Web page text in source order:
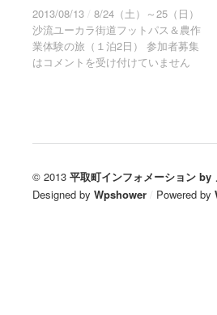
2013/08/13 / 8/24（土）～25（日）
沙流ユーカラ街道フットパス＆農作
業体験の旅（１泊2日） 参加者募集
はコメントを受け付けていません
2013/08/13 / 8/24（土）～25（日）
沙流ユーカラ街道フットパス＆農作
業体験の旅（１泊2日） 参加者募集
はコメントを受け付けていません
© 2013 平取町インフォメーション by
Designed by Wpshower / Powered by